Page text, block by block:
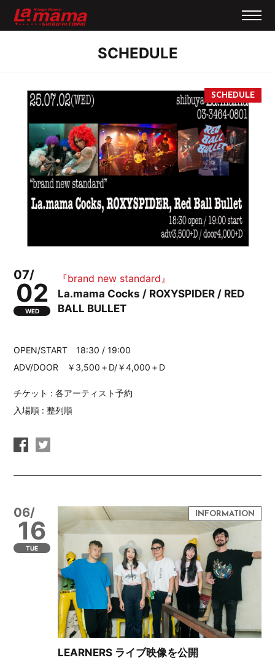
SCHEDULE
07/
02
WED
『brand new standard』
La.mama Cocks / ROXYSPIDER / RED
BALL BULLET
OPEN/START 18:30 / 19:00
ADV/DOOR ￥3,500＋D/￥4,000＋D
チケット : 各アーティスト予約
入場順 : 整列順
06/
16
TUE
LEARNERS ライブ映像を公開